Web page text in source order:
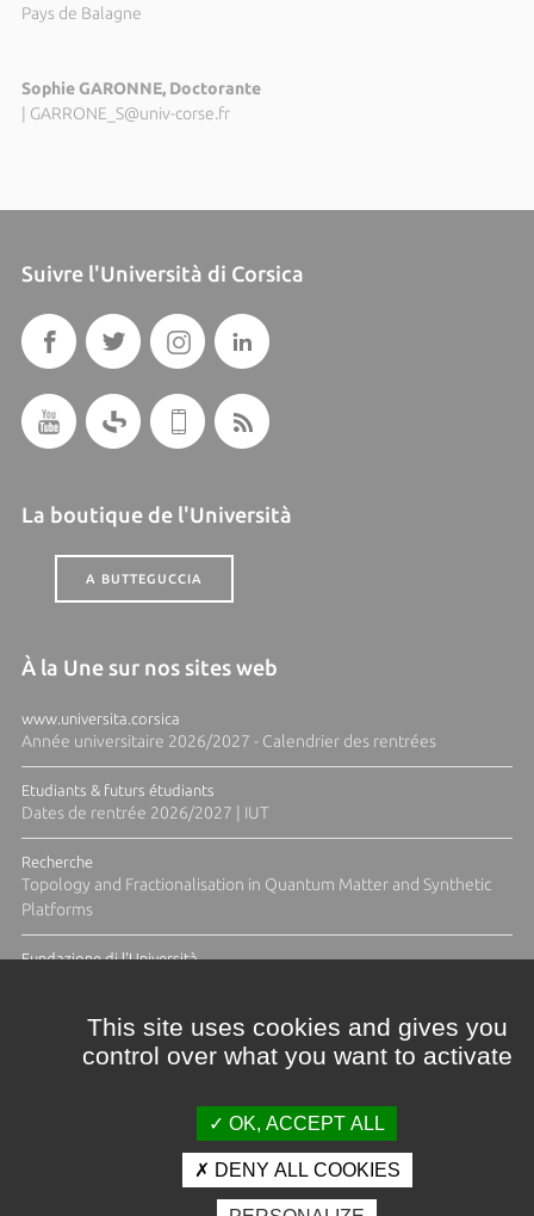
Pays de Balagne
Sophie GARONNE, Doctorante
GARRONE_S@univ-corse.fr
Suivre l'Università di Corsica
La boutique de l'Università
A BUTTEGUCCIA
À la Une sur nos sites web
www.universita.corsica
Année universitaire 2026/2027 - Calendrier des rentrées
Etudiants & futurs étudiants
Dates de rentrée 2026/2027 | IUT
Recherche
Topology and Fractionalisation in Quantum Matter and Synthetic
Platforms
Fundazione di l'Università
Crédits et mentions légales
This site uses cookies and gives you
control over what you want to activate
OK, ACCEPT ALL
DENY ALL COOKIES